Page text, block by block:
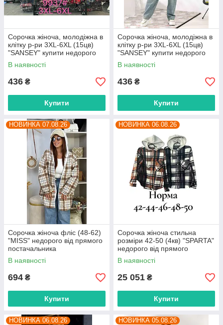
Сорочка жіноча, молодіжна в
клітку р-ри 3XL-6XL (15цв)
"SANSEY" купити недорого
від прямого постачальника
В наявності
436 ₴
Купити
Сорочка жіноча, молодіжна в
клітку р-ри 3XL-6XL (15цв)
"SANSEY" купити недорого
від прямого постачальника
В наявності
436 ₴
Купити
НОВИНКА 07.08.26
Сорочка жіноча фліс (48-62)
"MISS" недорого від прямого
постачальника
В наявності
694 ₴
Купити
НОВИНКА 06.08.26
Сорочка жіноча стильна
розміри 42-50 (4кв) "SPARTA"
недорого від прямого
постачальника
В наявності
25 051 ₴
Купити
НОВИНКА 06.08.26 НОВИНКА 05.08.26